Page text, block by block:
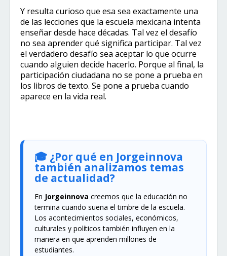
Y resulta curioso que esa sea exactamente una
de las lecciones que la escuela mexicana intenta
enseñar desde hace décadas. Tal vez el desafío
no sea aprender qué significa participar. Tal vez
el verdadero desafío sea aceptar lo que ocurre
cuando alguien decide hacerlo. Porque al final, la
participación ciudadana no se pone a prueba en
los libros de texto. Se pone a prueba cuando
aparece en la vida real.
🎓 ¿Por qué en Jorgeinnova
también analizamos temas
de actualidad?
En Jorgeinnova creemos que la educación no
termina cuando suena el timbre de la escuela.
Los acontecimientos sociales, económicos,
culturales y políticos también influyen en la
manera en que aprenden millones de
estudiantes.